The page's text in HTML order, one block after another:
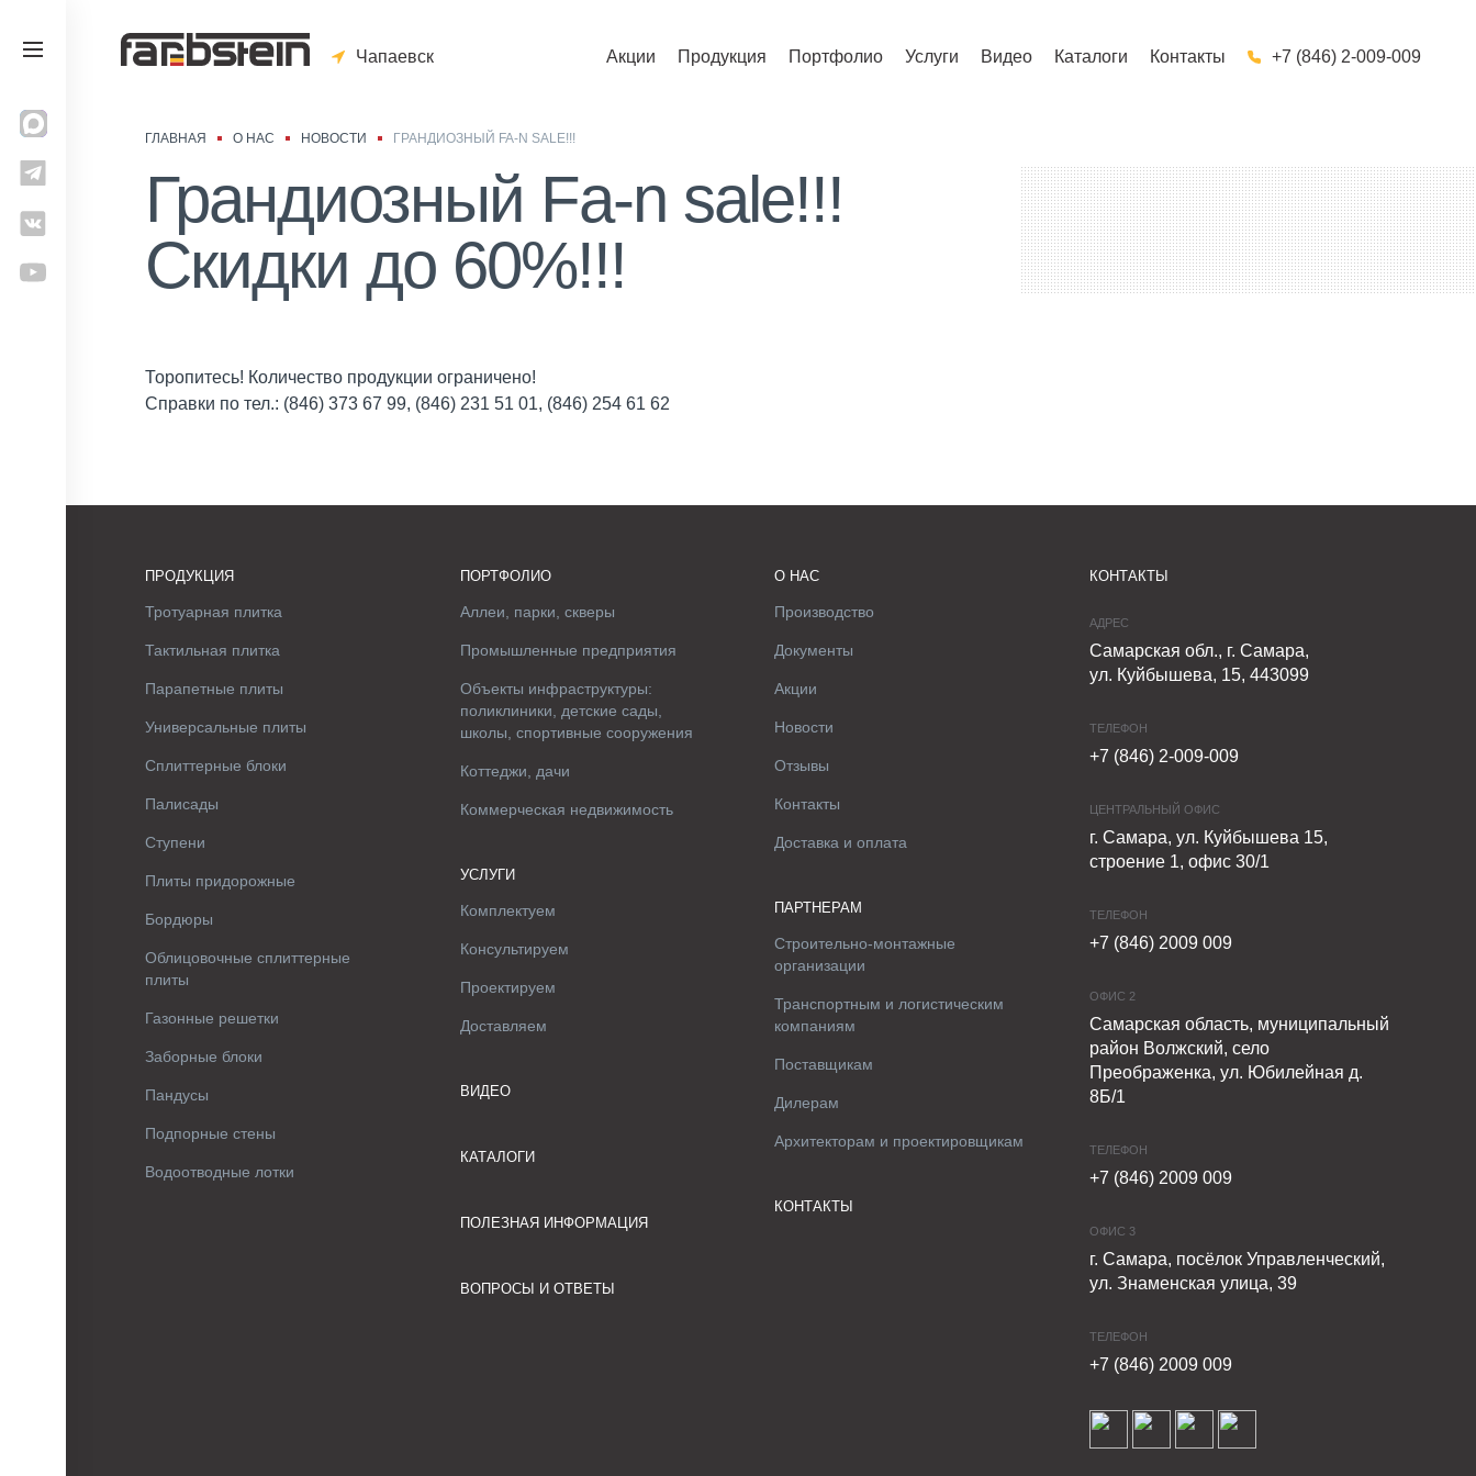
Чапаевск Акции Продукция Портфолио Услуги Видео Каталоги Контакты +7 (846) 2-009-009
ГЛАВНАЯ О НАС НОВОСТИ ГРАНДИОЗНЫЙ FA-N SALE!!!
Грандиозный Fa-n sale!!!
Скидки до 60%!!!
Торопитесь! Количество продукции ограничено!
Справки по тел.: (846) 373 67 99, (846) 231 51 01, (846) 254 61 62
ПРОДУКЦИЯ
Тротуарная плитка
Тактильная плитка
Парапетные плиты
Универсальные плиты
Сплиттерные блоки
Палисады
Ступени
Плиты придорожные
Бордюры
Облицовочные сплиттерные
плиты
Газонные решетки
Заборные блоки
Пандусы
Подпорные стены
Водоотводные лотки
ПОРТФОЛИО
Аллеи, парки, скверы
Промышленные предприятия
Объекты инфраструктуры:
поликлиники, детские сады,
школы, спортивные сооружения
Коттеджи, дачи
Коммерческая недвижимость
УСЛУГИ
Комплектуем
Консультируем
Проектируем
Доставляем
ВИДЕО
КАТАЛОГИ
ПОЛЕЗНАЯ ИНФОРМАЦИЯ
ВОПРОСЫ И ОТВЕТЫ
О НАС
Производство
Документы
Акции
Новости
Отзывы
Контакты
Доставка и оплата
ПАРТНЕРАМ
Строительно-монтажные
организации
Транспортным и логистическим
компаниям
Поставщикам
Дилерам
Архитекторам и проектировщикам
КОНТАКТЫ
КОНТАКТЫ
АДРЕС
Самарская обл., г. Самара,
ул. Куйбышева, 15, 443099
ТЕЛЕФОН
+7 (846) 2-009-009
ЦЕНТРАЛЬНЫЙ ОФИС
г. Самара, ул. Куйбышева 15,
строение 1, офис 30/1
ТЕЛЕФОН
+7 (846) 2009 009
ОФИС 2
Самарская область, муниципальный
район Волжский, село
Преображенка, ул. Юбилейная д.
8Б/1
ТЕЛЕФОН
+7 (846) 2009 009
ОФИС 3
г. Самара, посёлок Управленческий,
ул. Знаменская улица, 39
ТЕЛЕФОН
+7 (846) 2009 009